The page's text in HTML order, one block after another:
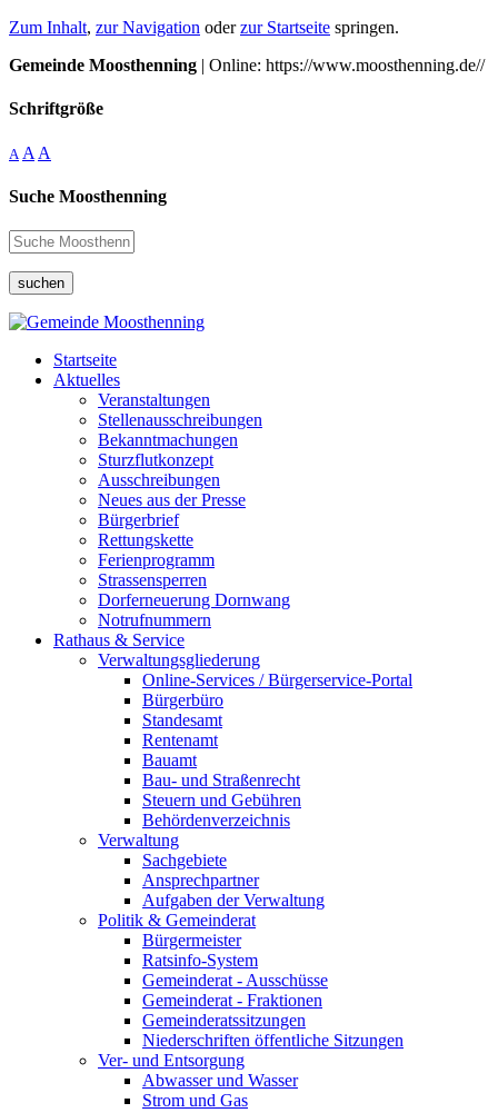
Zum Inhalt, zur Navigation oderzur Startseite springen.
Gemeinde Moosthenning | Online: https://www.moosthenning.de//
Schriftgröße
A A A
Suche Moosthenning
suchen
Startseite
Aktuelles
Veranstaltungen
Stellenausschreibungen
Bekanntmachungen
Sturzflutkonzept
Ausschreibungen
Neues aus der Presse
Bürgerbrief
Rettungskette
Ferienprogramm
Strassensperren
Dorferneuerung Dornwang
Notrufnummern
Rathaus & Service
Verwaltungsgliederung
Online-Services / Bürgerservice-Portal
Bürgerbüro
Standesamt
Rentenamt
Bauamt
Bau- und Straßenrecht
Steuern und Gebühren
Behördenverzeichnis
Verwaltung
Sachgebiete
Ansprechpartner
Aufgaben der Verwaltung
Politik & Gemeinderat
Bürgermeister
Ratsinfo-System
Gemeinderat - Ausschüsse
Gemeinderat - Fraktionen
Gemeinderatssitzungen
Niederschriften öffentliche Sitzungen
Ver- und Entsorgung
Abwasser und Wasser
Strom und Gas